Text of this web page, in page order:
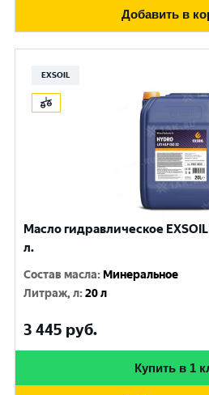
Добавить в
EXSOIL
Масло гидравлическое EXSOIL
л.
Состав масла: Минеральное
Литраж, л:20 л
3 445 руб.
Купить в 1